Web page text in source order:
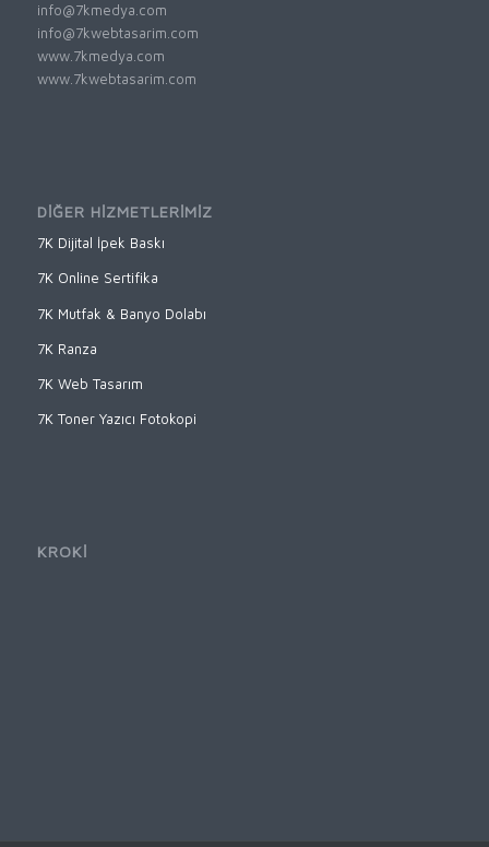
info@7kmedya.com
info@7kwebtasarim.com
www.7kmedya.com
www.7kwebtasarim.com
DİĞER HİZMETLERİMİZ
7K Dijital İpek Baskı
7K Online Sertifika
7K Mutfak & Banyo Dolabı
7K Ranza
7K Web Tasarım
7K Toner Yazıcı Fotokopi
KROKİ